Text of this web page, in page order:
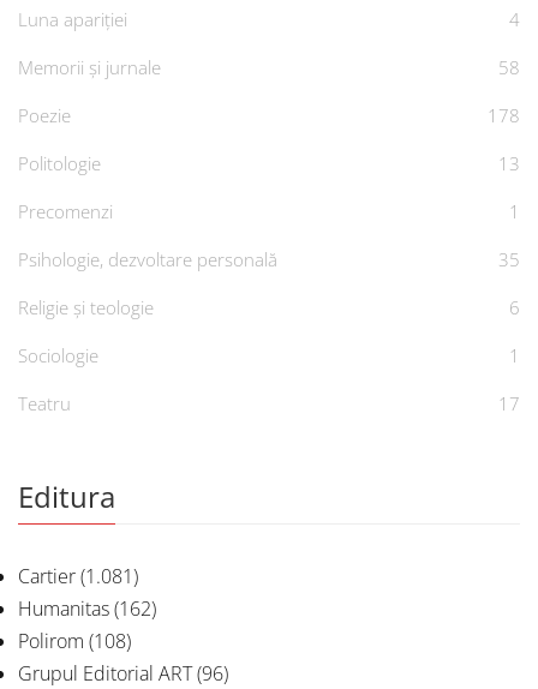
Luna apariției
4
Memorii și jurnale
58
Poezie
178
Politologie
13
Precomenzi
1
Psihologie, dezvoltare personală
35
Religie și teologie
6
Sociologie
1
Teatru
17
Editura
Cartier(1.081)
Humanitas(162)
Polirom (108)
Grupul Editorial ART(96)